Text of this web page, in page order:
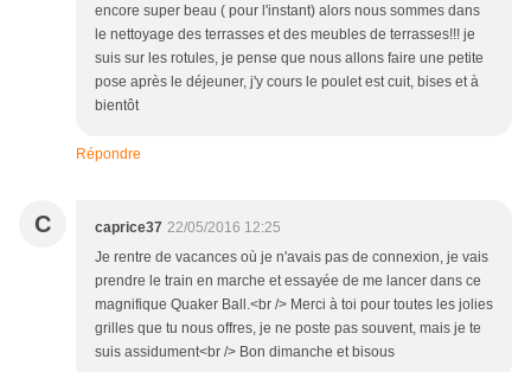
encore super beau ( pour l'instant) alors nous sommes dans
le nettoyage des terrasses et des meubles de terrasses!!! je
suis sur les rotules, je pense que nous allons faire une petite
pose après le déjeuner, j'y cours le poulet est cuit, bises et à
bientôt
Répondre
C caprice37 22/05/2016 12:25
Je rentre de vacances où je n'avais pas de connexion, je vais
prendre le train en marche et essayée de me lancer dans ce
magnifique Quaker Ball.<br /> Merci à toi pour toutes les jolies
grilles que tu nous offres, je ne poste pas souvent, mais je te
suis assidument<br /> Bon dimanche et bisous